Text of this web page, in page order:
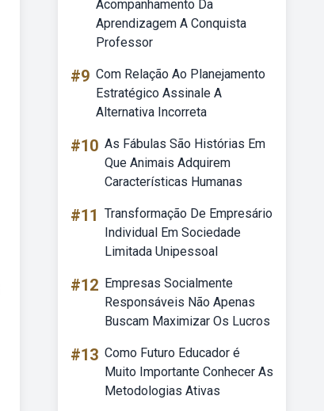
Acompanhamento Da
Aprendizagem A Conquista
Professor
#9 Com Relação Ao Planejamento
Estratégico Assinale A
Alternativa Incorreta
#10 As Fábulas São Histórias Em
Que Animais Adquirem
Características Humanas
#11 Transformação De Empresário
Individual Em Sociedade
Limitada Unipessoal
#12 Empresas Socialmente
Responsáveis Não Apenas
Buscam Maximizar Os Lucros
#13 Como Futuro Educador é
Muito Importante Conhecer As
Metodologias Ativas